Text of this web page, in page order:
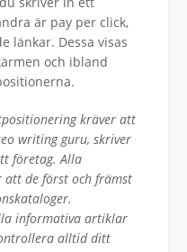
är pay per click,
länkar. Dessa visas
och ibland
kräver att
writing guru, skriver
företag. Alla
de först och främst
informativa artiklar
alltid ditt